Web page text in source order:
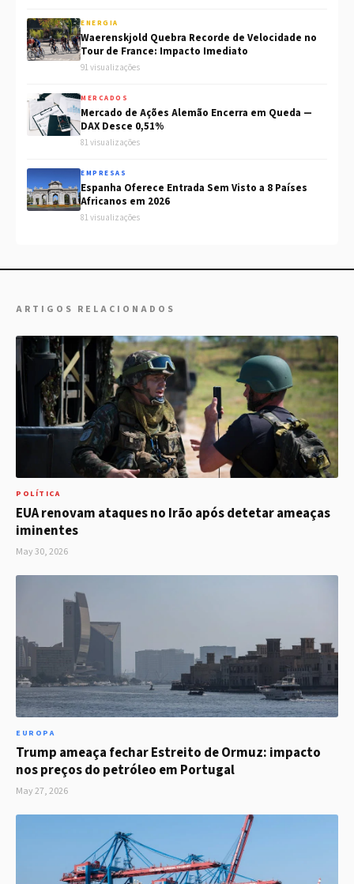
ENERGIA
Waerenskjold Quebra Recorde de Velocidade no
Tour de France: Impacto Imediato
91 visualizações
MERCADOS
Mercado de Ações Alemão Encerra em Queda —
DAX Desce 0,51%
81 visualizações
EMPRESAS
Espanha Oferece Entrada Sem Visto a 8 Países
Africanos em 2026
81 visualizações
ARTIGOS RELACIONADOS
POLÍTICA
EUA renovam ataques no Irão após detetar ameaças
iminentes
May 30, 2026
EUROPA
Trump ameaça fechar Estreito de Ormuz: impacto
nos preços do petróleo em Portugal
May 27, 2026